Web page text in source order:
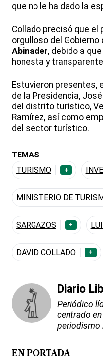
que no le ha dado la
Collado precisó que el
orgulloso del Gobierno
Abinader, debido a
honesta y
Estuvieron presentes,
de la Presidencia,
del distrito turístico,
Ramírez, así como
del sector turístico.
TEMAS -
TURISMO
+
MINISTERIO DE
SARGAZOS +
DAVID COLLADO +
Diario
Periódico
centrado
periodismo
EN PORTADA